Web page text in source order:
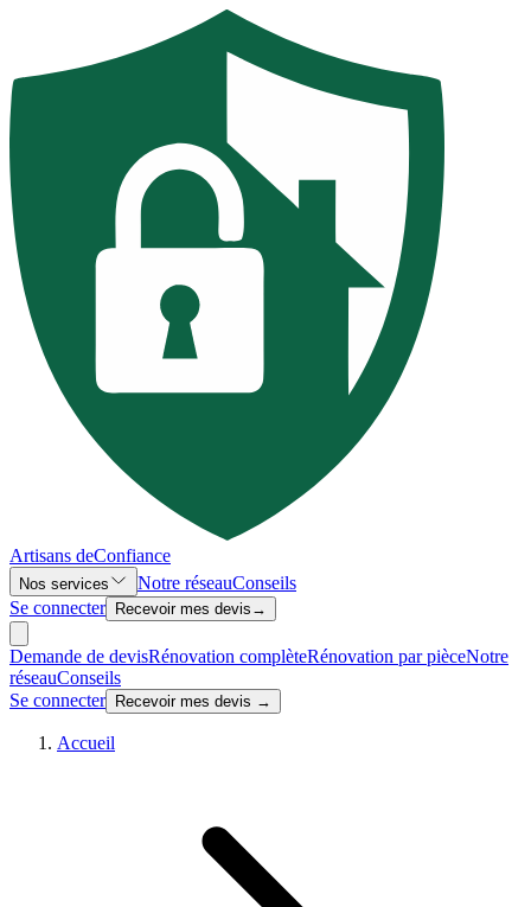
Artisans deConfiance
Nos services Notre réseauConseils
Se connecter
Recevoir mes devis →
Demande de devisRénovation complèteRénovation par pièceNotre
réseauConseils
Se connecter
Recevoir mes devis →
Accueil